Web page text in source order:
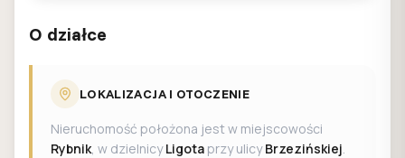
O działce
LOKALIZACJA I OTOCZENIE
Nieruchomość położona jest w miejscowości
Rybnik, w dzielnicyLigota przy ulicyBrzezińskiej.